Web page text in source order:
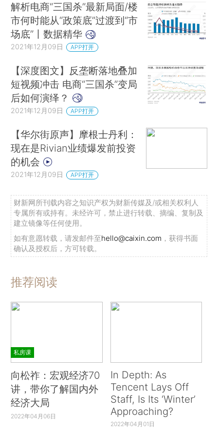
解析电商“三国杀”最新局面/楼
市何时能从“政策底”过渡到“市
场底”丨数据精华
2021年12月09日 APP打开
【深度图文】反垄断落地叠加
短视频冲击 电商“三国杀”变局
后如何演绎？
2021年12月09日 APP打开
【华尔街原声】摩根士丹利：
现在是Rivian业绩爆发前投资
的机会
2021年12月09日 APP打开
财新网所刊载内容之知识产权为财新传媒及/或相关权利人
专属所有或持有。未经许可，禁止进行转载、摘编、复制及
建立镜像等任何使用。
如有意愿转载，请发邮件至hello@caixin.com ，获得书面
确认及授权后，方可转载。
推荐阅读
私房课
向松祚：宏观经济70
讲，带你了解国内外
经济大局
2022年04月06日
In Depth: As
Tencent Lays Off
Staff, Is Its ‘Winter’
Approaching?
2022年04月01日